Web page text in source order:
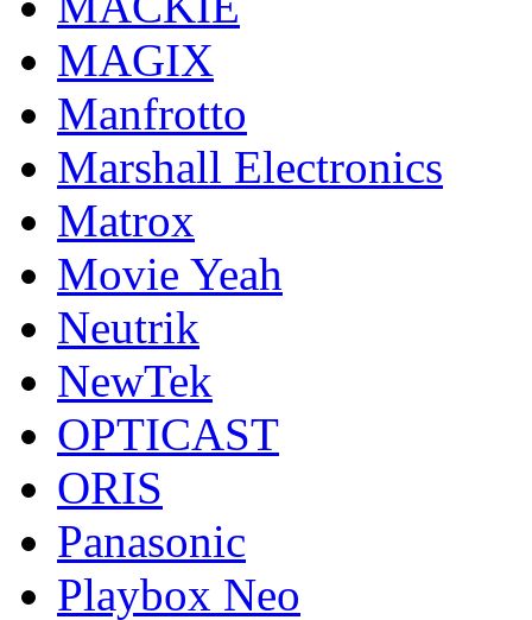
MAGIX
Manfrotto
Marshall Electronics
Matrox
Movie Yeah
Neutrik
NewTek
OPTICAST
ORIS
Panasonic
Playbox Neo